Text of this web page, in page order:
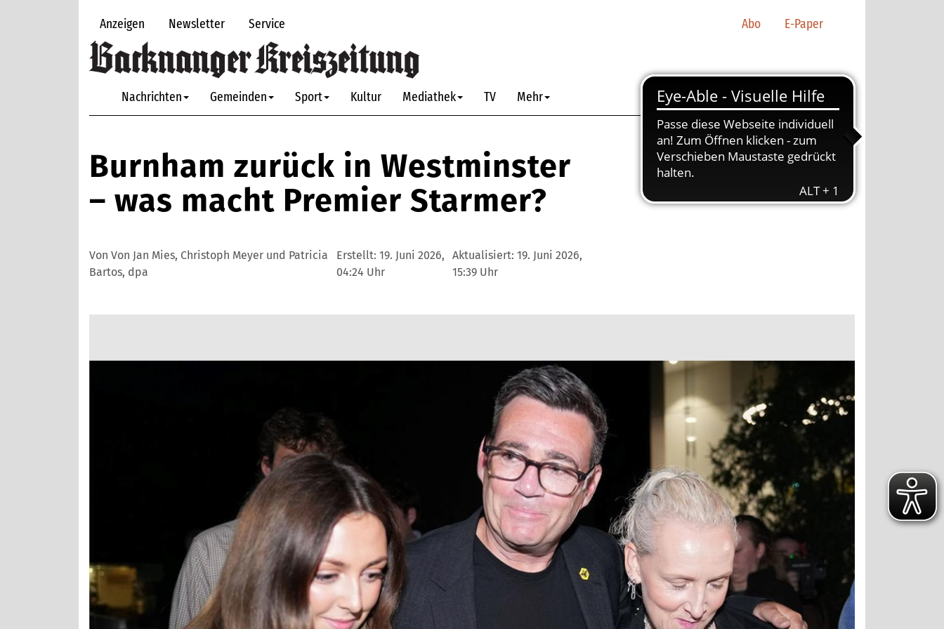
Anzeigen Newsletter Service Abo E-Paper
Nachrichten Gemeinden Sport Kultur Mediathek TV Mehr
Burnham zurück in Westminster
– was macht Premier Starmer?
Von Von Jan Mies, Christoph Meyer und Patricia
Bartos, dpa
Erstellt:19. Juni 2026,
04:24 Uhr
Aktualisiert:19. Juni 2026,
15:39 Uhr